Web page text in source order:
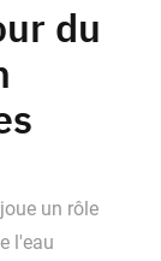
du
un rôle
l'eau